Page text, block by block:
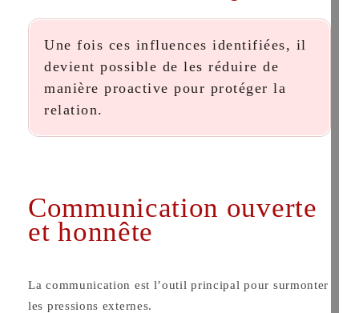
Une fois ces influences identifiées, il
devient possible de les réduire de
manière proactive pour protéger la
relation.
Communication ouverte
et honnête
La communication est l’outil principal pour surmonter
les pressions externes.